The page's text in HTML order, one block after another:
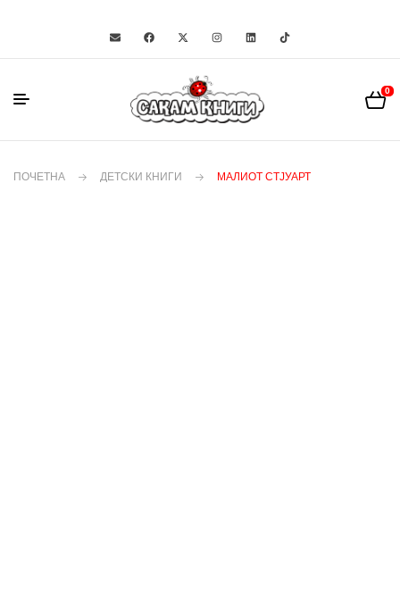
0
ПОЧЕТНА ДЕТСКИ КНИГИ МАЛИОТ СТЈУАРТ